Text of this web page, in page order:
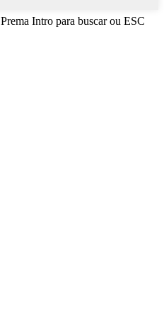
Prema Intro para buscar ou ESC